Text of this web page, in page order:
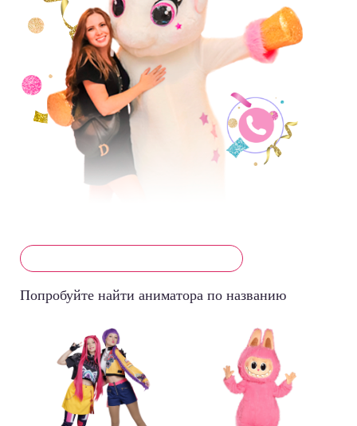
Попробуйте найти аниматора по названию